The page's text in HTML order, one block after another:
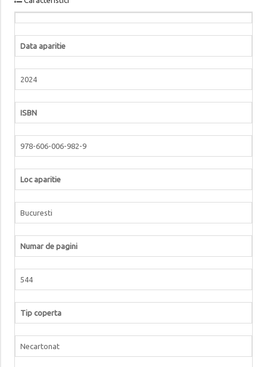
Data aparitie
2024
ISBN
978-606-006-982-9
Loc aparitie
Bucuresti
Numar de pagini
544
Tip coperta
Necartonat